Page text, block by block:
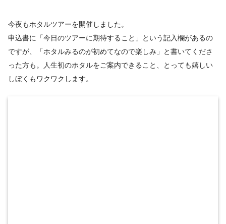
今夜もホタルツアーを開催しました。
申込書に「今日のツアーに期待すること」という記入欄があるの
ですが、「ホタルみるのが初めてなので楽しみ」と書いてくださ
った方も。人生初のホタルをご案内できること、とっても嬉しい
しぼくもワクワクします。